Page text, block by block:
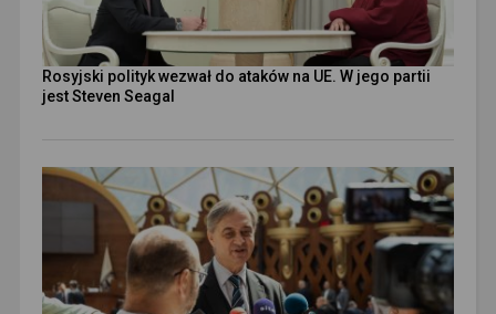
Rosyjski polityk wezwał do ataków na UE. W jego partii
jest Steven Seagal